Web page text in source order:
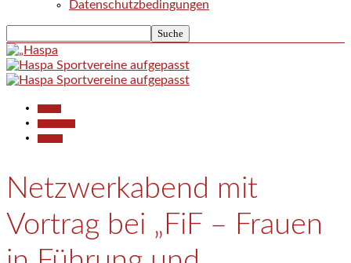
Datenschutzbedingungen
Netzwerkabend mit
Vortrag bei „FiF – Frauen